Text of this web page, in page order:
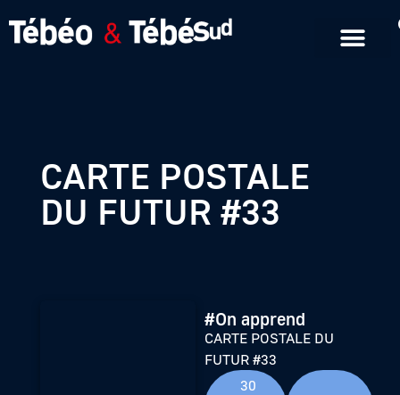
CARTE POSTALE
DU FUTUR #33
#On apprend
CARTE POSTALE DU
FUTUR #33
30